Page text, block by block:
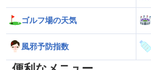
ゴルフ場の天気
風邪予防指数